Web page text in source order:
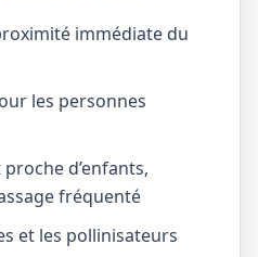
immédiate du
les personnes
d’enfants,
fréquenté
et les pollinisateurs